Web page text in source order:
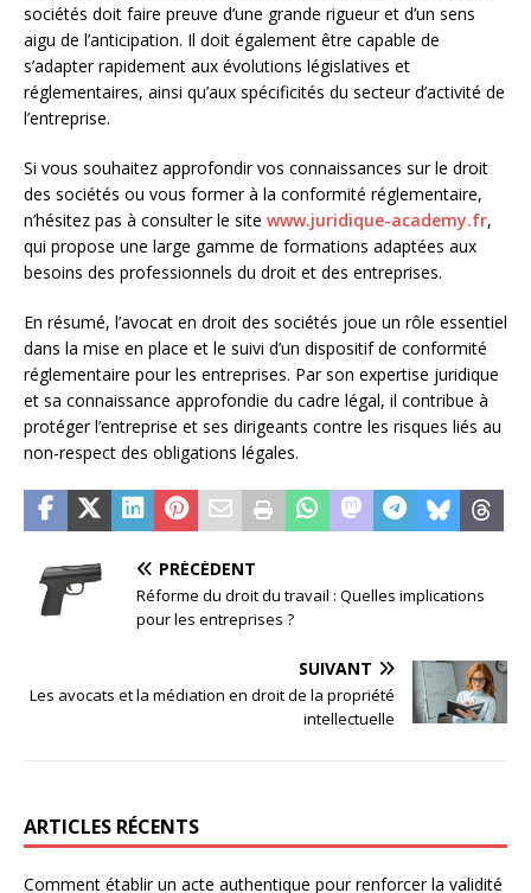
sociétés doit faire preuve d’une grande rigueur et d’un sens
aigu de l’anticipation. Il doit également être capable de
s’adapter rapidement aux évolutions législatives et
réglementaires, ainsi qu’aux spécificités du secteur d’activité de
l’entreprise.
Si vous souhaitez approfondir vos connaissances sur le droit
des sociétés ou vous former à la conformité réglementaire,
n’hésitez pas à consulter le site www.juridique-academy.fr,
qui propose une large gamme de formations adaptées aux
besoins des professionnels du droit et des entreprises.
En résumé, l’avocat en droit des sociétés joue un rôle essentiel
dans la mise en place et le suivi d’un dispositif de conformité
réglementaire pour les entreprises. Par son expertise juridique
et sa connaissance approfondie du cadre légal, il contribue à
protéger l’entreprise et ses dirigeants contre les risques liés au
non-respect des obligations légales.
PRÉCÉDENT
Réforme du droit du travail : Quelles implications
pour les entreprises ?
SUIVANT
Les avocats et la médiation en droit de la propriété
intellectuelle
ARTICLES RÉCENTS
Comment établir un acte authentique pour renforcer la validité